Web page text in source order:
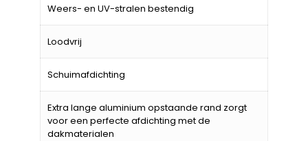
Weers- en UV-stralen bestendig
Loodvrij
Schuimafdichting
Extra lange aluminium opstaande rand zorgt
voor een perfecte afdichting met de
dakmaterialen